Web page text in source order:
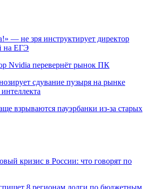
— не зря инструктирует директор
на ЕГЭ
Nvidia перевернёт рынок ПК
сдувание пузыря на рынке
взрываются пауэрбанки из-за старых
кризис в России: что говорят по
8 регионам долги по бюджетным